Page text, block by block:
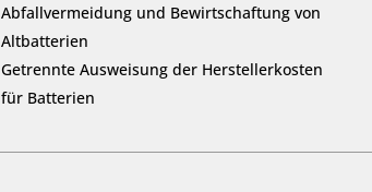
Abfallvermeidung und Bewirtschaftung von
Altbatterien
Getrennte Ausweisung der Herstellerkosten
für Batterien